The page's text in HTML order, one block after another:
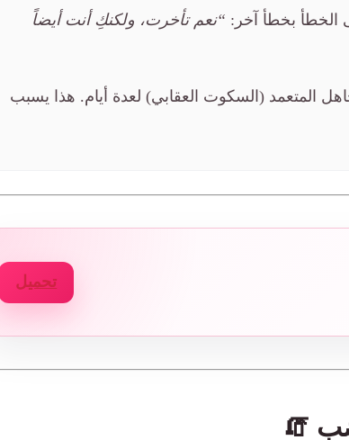
الخطأ بخطأ آخر: “نعم تأخرت، ولكنكِ أنت أيضاً
المتعمد (السكوت العقابي) لعدة أيام. هذا يسبب
تحميل